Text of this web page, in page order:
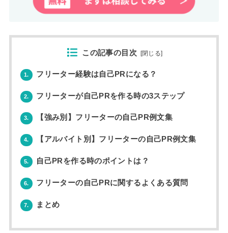
この記事の目次 [閉じる]
1. フリーター経験は自己PRになる？
2. フリーターが自己PRを作る時の3ステップ
3. 【強み別】フリーターの自己PR例文集
4. 【アルバイト別】フリーターの自己PR例文集
5. 自己PRを作る時のポイントは？
6. フリーターの自己PRに関するよくある質問
7. まとめ